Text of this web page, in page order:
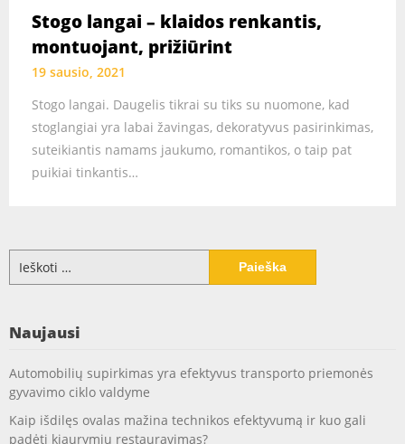
Stogo langai – klaidos renkantis,
montuojant, prižiūrint
19 sausio, 2021
Stogo langai. Daugelis tikrai su tiks su nuomone, kad
stoglangiai yra labai žavingas, dekoratyvus pasirinkimas,
suteikiantis namams jaukumo, romantikos, o taip pat
puikiai tinkantis…
Ieškoti:
Naujausi
Automobilių supirkimas yra efektyvus transporto priemonės
gyvavimo ciklo valdyme
Kaip išdilęs ovalas mažina technikos efektyvumą ir kuo gali
padėti kiaurymių restauravimas?